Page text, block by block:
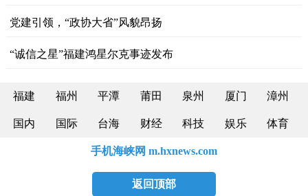
党建引领，“政协大省”风貌昂扬
“诚信之星”福建鸿星尔克事迹发布
福建 福州 平潭 莆田 泉州 厦门 漳州
国内 国际 台海 财经 科技 娱乐 体育
手机海峡网 m.hxnews.com
返回顶部